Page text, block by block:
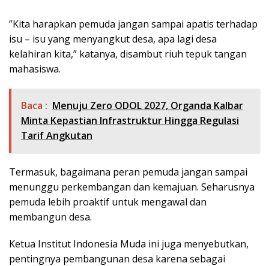
”Kita harapkan pemuda jangan sampai apatis terhadap
isu – isu yang menyangkut desa, apa lagi desa
kelahiran kita,” katanya, disambut riuh tepuk tangan
mahasiswa.
Baca : Menuju Zero ODOL 2027, Organda Kalbar
Minta Kepastian Infrastruktur Hingga Regulasi
Tarif Angkutan
Termasuk, bagaimana peran pemuda jangan sampai
menunggu perkembangan dan kemajuan. Seharusnya
pemuda lebih proaktif untuk mengawal dan
membangun desa.
Ketua Institut Indonesia Muda ini juga menyebutkan,
pentingnya pembangunan desa karena sebagai